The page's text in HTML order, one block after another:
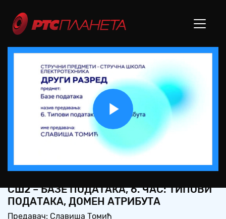
Play
Video
СШ2 – БАЗЕ ПОДАТАКА, 6. ЧАС: ТИПОВИ
ПОДАТАКА, ДОМЕН АТРИБУТА
Предавач: Славиша Томић